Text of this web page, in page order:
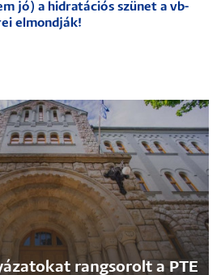
jó) a hidratációs szünet a vb-
elmondják!
rangsorolt a PTE